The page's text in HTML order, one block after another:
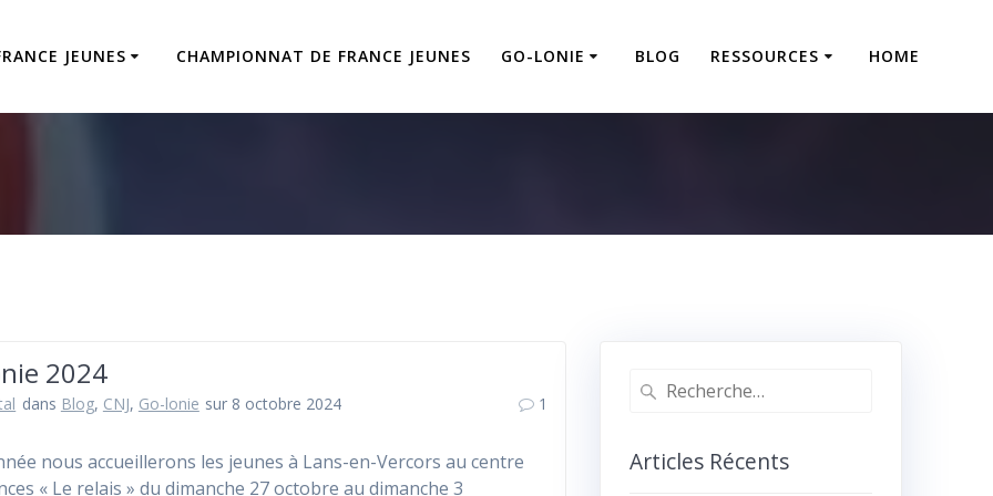
JEUNES CHAMPIONNAT DE FRANCE JEUNES GO-LONIE BLOG RESSOURCES HOME
2024
dans Blog, CNJ, Go-lonie sur 8 octobre 2024 1
nous accueillerons les jeunes à Lans-en-Vercors au centre
« Le relais » du dimanche 27 octobre au dimanche 3
Recherche
pour
Articles Récents